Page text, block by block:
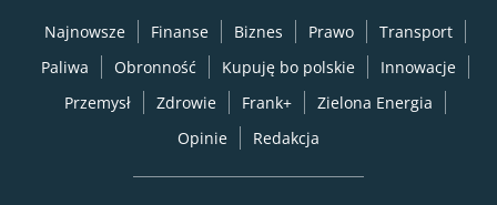
Najnowsze Finanse Biznes Prawo
Transport
Paliwa
Obronność Kupuję bo polskie
Innowacje
Przemysł
Zdrowie Frank+
Zielona Energia
Opinie
Redakcja